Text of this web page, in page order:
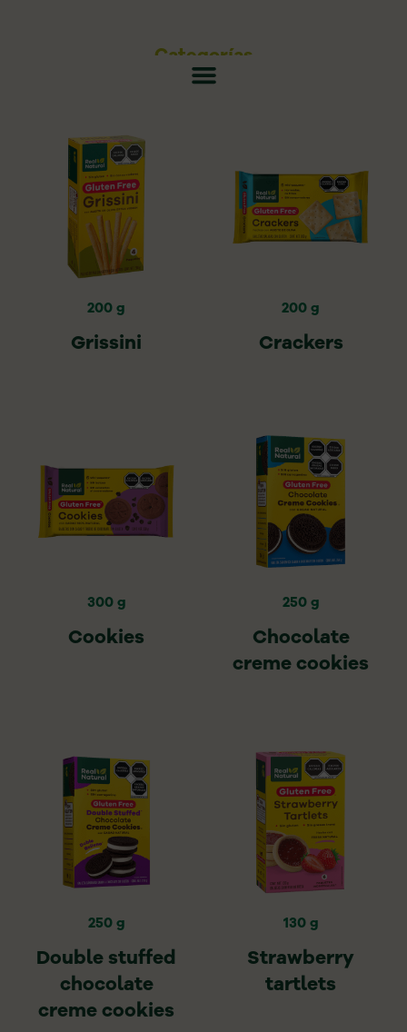
Categorías
200 g
Grissini
200 g
Crackers
300 g
Cookies
250 g
Chocolate
creme cookies
250 g
Double stuffed
chocolate
creme cookies
130 g
Strawberry
tartlets